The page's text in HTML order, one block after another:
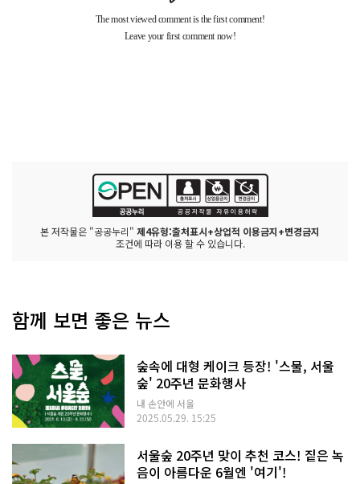
본 저작물은 "공공누리" 제4유형:출처표시+상업적 이용금지+변경금지
조건에 따라 이용 할 수 있습니다.
함께 보면 좋은 뉴스
숲속에 대형 케이크 등장! '스물, 서울
숲' 20주년 문화행사
내 손안에 서울
2025.05.29. 15:25
서울숲 20주년 맞이 추천 코스! 짙은 녹
음이 아름다운 6월엔 '여기'!